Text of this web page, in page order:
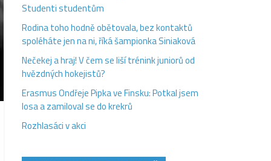
Studenti studentům
Rodina toho hodně obětovala, bez kontaktů
spoléháte jen na ni, říká šampionka Siniaková
Nečekej a hraj! V čem se liší trénink juniorů od
hvězdných hokejistů?
Erasmus Ondřeje Pipka ve Finsku: Potkal jsem
losa a zamiloval se do krekrů
Rozhlasáci v akci